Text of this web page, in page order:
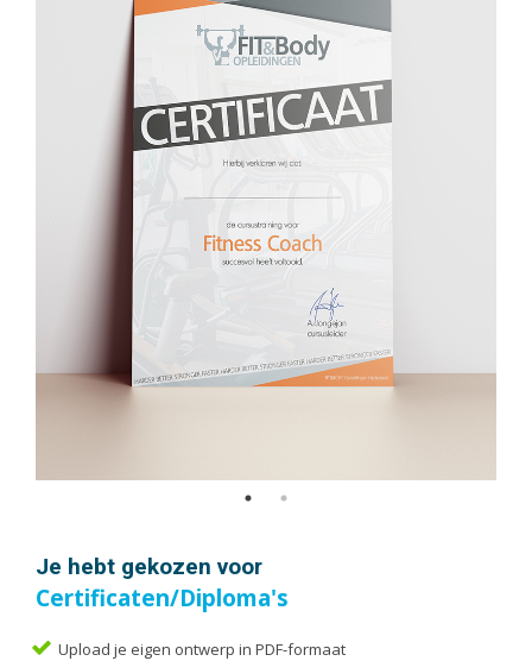
Certificaten/Diploma's
Doordruksets
Enveloppen
Kalenders
Notitieblokken
Portfolio
Posters
Je hebt gekozen voor
Certificaten/Diploma's
Upload je eigen ontwerp in PDF-formaat